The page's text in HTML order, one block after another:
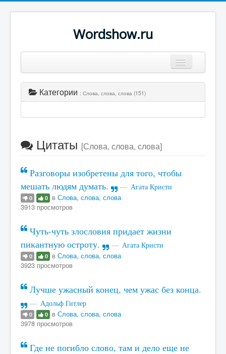
Wordshow.ru
Популярные цитаты
Авторы
Категории : Слова, слова, слова (151)
Цитаты [Слова, слова, слова]
Разговоры изобретены для того, чтобы
мешать людям думать.
Агата Кристи
0 0 в Слова, слова, слова
3913 просмотров
Чуть-чуть злословия придает жизни
пикантную остроту.
Агата Кристи
0 0 в Слова, слова, слова
3923 просмотров
Лучше ужасный конец, чем ужас без конца.
Адольф Гитлер
0 0 в Слова, слова, слова
3978 просмотров
Где не погибло слово, там и дело еще не